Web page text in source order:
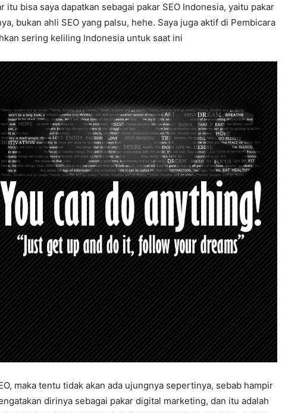
itu bisa saya dapatkan sebagai pakar SEO Indonesia, yaitu pakar
bukan ahli SEO yang palsu, hehe. Saya juga aktif di Pembicara
sering keliling Indonesia untuk saat ini
maka tentu tidak akan ada ujungnya sepertinya, sebab hampir
dirinya sebagai pakar digital marketing, dan itu adalah